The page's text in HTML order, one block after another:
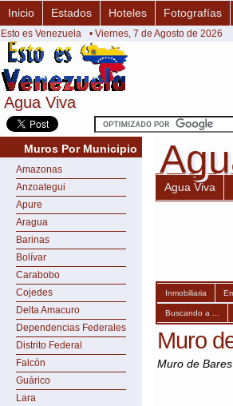
Agua Viva
Agua Viva
Inicio Estados Hoteles Fotografías
Esto es Venezuela • Viernes, 7 de Agosto de 2026
Muros Por Municipio
Amazonas
Anzoategui
Apure
Aragua
Barinas
Bolívar
Carabobo
Cojedes
Delta Amacuro
Dependencias Federales
Distrito Federal
Falcón
Guárico
Lara
Agua Viva
Inmobiliaria
Buscando a ...
Muro
Muro de